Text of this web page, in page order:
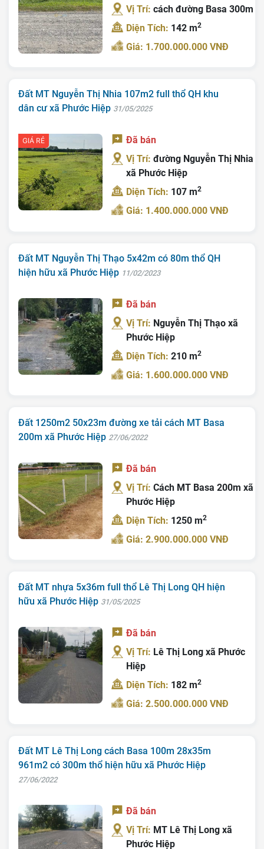
Trang chủ
Giới Thiệu
Nhà Đất Giá Tốt
Liên Hệ
Tin Tức
Tra Quy Hoạch
Vị Trí:cách đường Basa 300m
Diện Tích: 142 m2
Giá: 1.700.000.000 VNĐ
Đất MT Nguyễn Thị Nhia 107m2 full thổ QH khu
dân cư xã Phước Hiệp 31/05/2025
GIÁ RẺ
Đã bán
Vị Trí:đường Nguyễn Thị Nhia
xã Phước Hiệp
Diện Tích: 107 m2
Giá: 1.400.000.000 VNĐ
Đất MT Nguyễn Thị Thạo 5x42m có 80m thổ QH
hiện hữu xã Phước Hiệp 11/02/2023
Đã bán
Vị Trí: Nguyễn Thị Thạo xã
Phước Hiệp
Diện Tích:210 m2
Giá: 1.600.000.000 VNĐ
Đất 1250m2 50x23m đường xe tải cách MT Basa
200m xã Phước Hiệp 27/06/2022
Đã bán
Vị Trí:Cách MT Basa 200m xã
Phước Hiệp
Diện Tích: 1250 m2
Giá: 2.900.000.000 VNĐ
Đất MT nhựa 5x36m full thổ Lê Thị Long QH hiện
hữu xã Phước Hiệp 31/05/2025
Đã bán
Vị Trí: Lê Thị Long xã Phước
Hiệp
Diện Tích: 182 m2
Giá: 2.500.000.000 VNĐ
Đất MT Lê Thị Long cách Basa 100m 28x35m
961m2 có 300m thổ hiện hữu xã Phước Hiệp
27/06/2022
Đã bán
Vị Trí: MT Lê Thị Long xã
Phước Hiệp